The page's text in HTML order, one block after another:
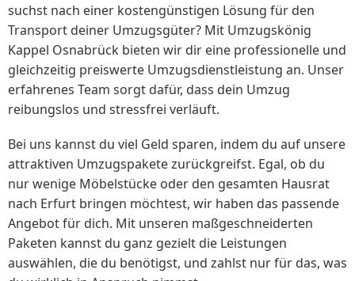
suchst nach einer kostengünstigen Lösung für den
Transport deiner Umzugsgüter? Mit Umzugskönig
Kappel Osnabrück bieten wir dir eine professionelle und
gleichzeitig preiswerte Umzugsdienstleistung an. Unser
erfahrenes Team sorgt dafür, dass dein Umzug
reibungslos und stressfrei verläuft.
Bei uns kannst du viel Geld sparen, indem du auf unsere
attraktiven Umzugspakete zurückgreifst. Egal, ob du
nur wenige Möbelstücke oder den gesamten Hausrat
nach Erfurt bringen möchtest, wir haben das passende
Angebot für dich. Mit unseren maßgeschneiderten
Paketen kannst du ganz gezielt die Leistungen
auswählen, die du benötigst, und zahlst nur für das, was